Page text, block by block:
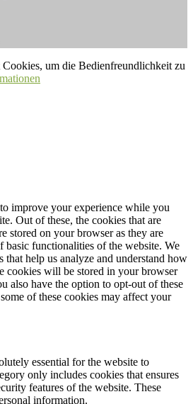
Cookies, um die Bedienfreundlichkeit zu
improve your experience while you
Out of these, the cookies that are
stored on your browser as they are
basic functionalities of the website. We
that help us analyze and understand how
cookies will be stored in your browser
also have the option to opt-out of these
of these cookies may affect your
essential for the website to
only includes cookies that ensures
features of the website. These
information.